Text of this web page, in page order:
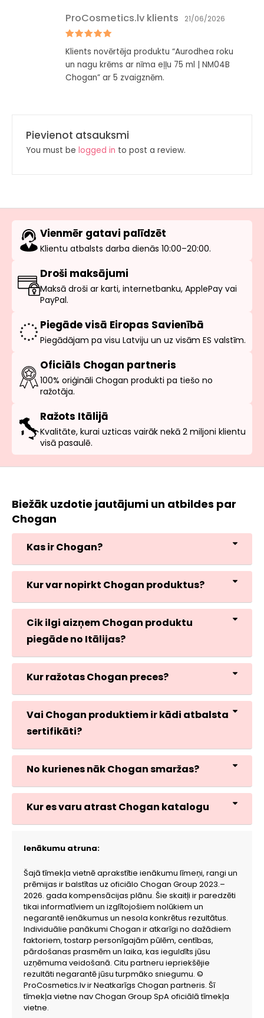
ar5no 5
ProCosmetics.lv klients 21/06/2026
Klients novērtēja produktu “Aurodhea roku
un nagu krēms ar nīma eļļu 75 ml | NM04B
Chogan” ar 5 zvaigznēm.
Pievienot atsauksmi
You must be logged in to post a review.
Vienmēr gatavi palīdzēt
Klientu atbalsts darba dienās 10:00–20:00.
Droši maksājumi
Maksā droši ar karti, internetbanku, ApplePay vai
PayPal.
Piegāde visā Eiropas Savienībā
Piegādājam pa visu Latviju un uz visām ES valstīm.
Oficiāls Chogan partneris
100% oriģināli Chogan produkti pa tiešo no
ražotāja.
Ražots Itālijā
Kvalitāte, kurai uzticas vairāk nekā 2 miljoni klientu
visā pasaulē.
Biežāk uzdotie jautājumi un atbildes par
Chogan
Kas ir Chogan?
Kur var nopirkt Chogan produktus?
Cik ilgi aizņem Chogan produktu
piegāde no Itālijas?
Kur ražotas Chogan preces?
Vai Chogan produktiem ir kādi atbalsta
sertifikāti?
No kurienes nāk Chogan smaržas?
Kur es varu atrast Chogan katalogu
Ienākumu atruna:
Šajā tīmekļa vietnē aprakstītie ienākumu līmeņi, rangi un
prēmijas ir balstītas uz oficiālo Chogan Group 2023.–
2026. gada kompensācijas plānu. Šie skaitļi ir paredzēti
tikai informatīviem un izglītojošiem nolūkiem un
negarantē ienākumus un nesola konkrētus rezultātus.
Individuālie panākumi Chogan ir atkarīgi no dažādiem
faktoriem, tostarp personīgajām pūlēm, centības,
pārdošanas prasmēm un laika, kas ieguldīts jūsu
uzņēmuma veidošanā. Citu partneru iepriekšējie
rezultāti negarantē jūsu turpmāko sniegumu. ©
ProCosmetics.lv ir Neatkarīgs Chogan partneris. Šī
tīmekļa vietne nav Chogan Group SpA oficiālā tīmekļa
vietne.